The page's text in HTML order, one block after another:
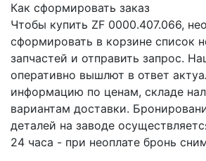
Как сформировать заказ
Чтобы купить ZF 0000.407.066,
сформировать в корзине список
запчастей и отправить запрос.
оперативно вышлют в ответ
информацию по ценам, складе
вариантам доставки.
деталей на заводе
24 часа - при неоплате бронь